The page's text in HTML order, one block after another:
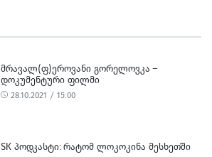
ᲛᲠᲐᲕᲐᲚ(Ფ)ᲔᲠᲝᲕᲐᲜᲘ ᲒᲝᲠᲔᲚᲝᲕᲙᲐ –
ᲓᲝᲙᲣᲛᲔᲜᲢᲣᲠᲘ ᲤᲘᲚᲛᲘ
28.10.2021 / 15:00
SK ᲞᲝᲓᲙᲐᲡᲢᲘ: ᲠᲐᲢᲝᲛ ᲚᲝᲙᲝᲙᲘᲜᲐ ᲛᲔᲡᲮᲔᲗᲨᲘ